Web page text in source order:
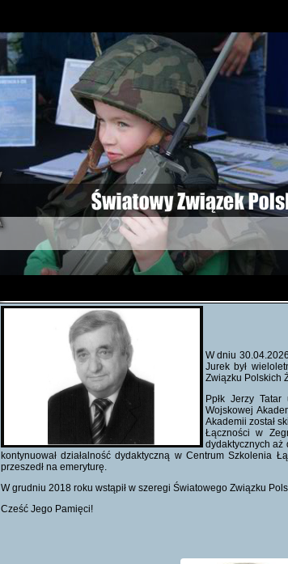
W dniu
Jurek był
Związku Polskich
Ppłk Jerzy
Wojskowej
Akademii został
Łączności w
dydaktycznych
kontynuował działalność dydaktyczną w Centrum Szkolenia
przeszedł na emeryturę.
W grudniu 2018 roku wstąpił w szeregi Światowego Związku
Cześć Jego Pamięci!